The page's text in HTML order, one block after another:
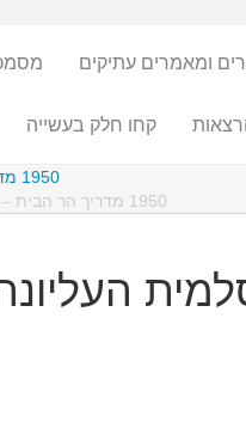
ומאמרים עתיקים
קחו חלק בעשייה
1950 מדריך הר הבית – המועצה המוסלמית העליונה
1950 מדריך הר הבית – המועצה המוסלמית העליונה. אתר ארץ ישראל